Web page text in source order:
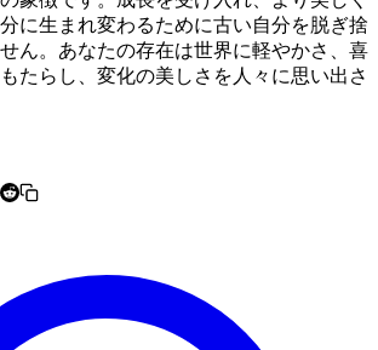
に生まれ変わるために古い自分を脱ぎ捨
ん。あなたの存在は世界に軽やかさ、喜
たらし、変化の美しさを人々に思い出さ